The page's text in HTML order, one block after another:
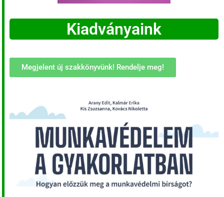
Kiadványaink
Megjelent új szakkönyvünk! Rendelje meg!